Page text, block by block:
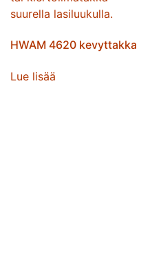
HWAM 4620 kevyttakka
Lue lisää